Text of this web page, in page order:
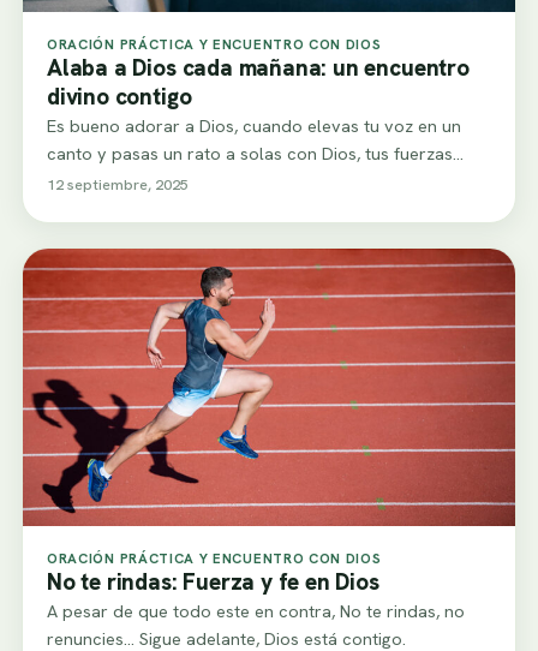
ORACIÓN PRÁCTICA Y ENCUENTRO CON DIOS
Alaba a Dios cada mañana: un encuentro
divino contigo
Es bueno adorar a Dios, cuando elevas tu voz en un
canto y pasas un rato a solas con Dios, tus fuerzas…
12 septiembre, 2025
ORACIÓN PRÁCTICA Y ENCUENTRO CON DIOS
No te rindas: Fuerza y fe en Dios
A pesar de que todo este en contra, No te rindas, no
renuncies... Sigue adelante, Dios está contigo.